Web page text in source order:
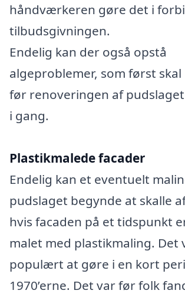
håndværkeren gøre det i
tilbudsgivningen.
Endelig kan der også opstå
algeproblemer, som først
før renoveringen af
i gang.
Plastikmalede facader
Endelig kan et eventuelt
pudslaget begynde at skalle
hvis facaden på et tidspunkt
malet med plastikmaling. Det
populært at gøre i en kort
1970’erne. Det var før folk